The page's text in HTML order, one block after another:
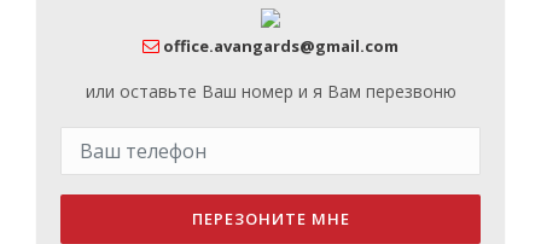
office.avangards@gmail.com
или оставьте Ваш номер и я Вам перезвоню
ПЕРЕЗОНИТЕ МНЕ